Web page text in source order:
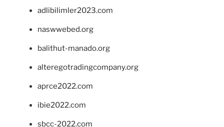
adlibilimler2023.com
naswwebed.org
balithut-manado.org
alteregotradingcompany.org
aprce2022.com
ibie2022.com
sbcc-2022.com